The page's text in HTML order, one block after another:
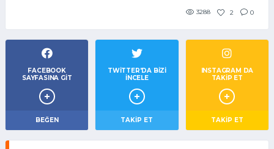
3288 2 0
FACEBOOK
SAYFASINA GIT
BEĞEN
TWITTER'DA BIZI
İNCELE
TAKIP ET
INSTAGRAM DA
TAKİP ET
TAKİP ET